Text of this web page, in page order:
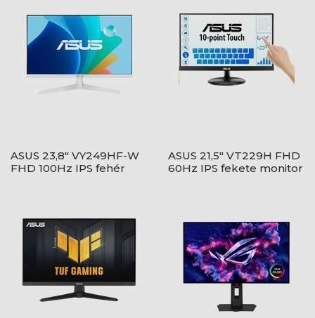
ASUS 23,8" VY249HF-W
FHD 100Hz IPS fehér
ASUS 21,5" VT229H FHD
60Hz IPS fekete monitor